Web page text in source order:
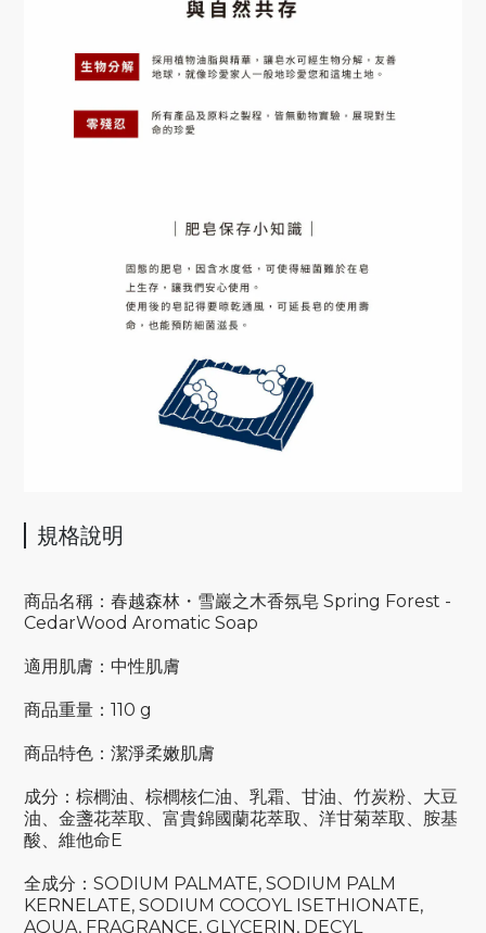
規格說明
商品名稱：春越森林・雪巖之木香氛皂 Spring Forest -
CedarWood Aromatic Soap
適用肌膚：中性肌膚
商品重量：110 g
商品特色：潔淨柔嫩肌膚
成分：棕櫚油、棕櫚核仁油、乳霜、甘油、竹炭粉、大豆
油、金盞花萃取、富貴錦國蘭花萃取、洋甘菊萃取、胺基
酸、維他命E
全成分：SODIUM PALMATE, SODIUM PALM
KERNELATE, SODIUM COCOYL ISETHIONATE,
AQUA, FRAGRANCE, GLYCERIN, DECYL